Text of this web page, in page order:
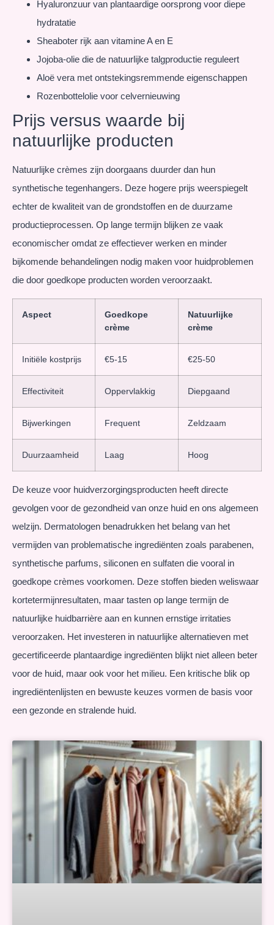
Hyaluronzuur van plantaardige oorsprong voor diepe
hydratatie
Sheaboter rijk aan vitamine A en E
Jojoba-olie die de natuurlijke talgproductie reguleert
Aloë vera met ontstekingsremmende eigenschappen
Rozenbottelolie voor celvernieuwing
Prijs versus waarde bij
natuurlijke producten
Natuurlijke crèmes zijn doorgaans duurder dan hun
synthetische tegenhangers. Deze hogere prijs weerspiegelt
echter de kwaliteit van de grondstoffen en de duurzame
productieprocessen. Op lange termijn blijken ze vaak
economischer omdat ze effectiever werken en minder
bijkomende behandelingen nodig maken voor huidproblemen
die door goedkope producten worden veroorzaakt.
Aspect
Goedkope
crème
Natuurlijke
crème
Initiële kostprijs €5-15 €25-50
Effectiviteit Oppervlakkig Diepgaand
Bijwerkingen Frequent Zeldzaam
Duurzaamheid Laag Hoog
De keuze voor huidverzorgingsproducten heeft directe
gevolgen voor de gezondheid van onze huid en ons algemeen
welzijn. Dermatologen benadrukken het belang van het
vermijden van problematische ingrediënten zoals parabenen,
synthetische parfums, siliconen en sulfaten die vooral in
goedkope crèmes voorkomen. Deze stoffen bieden weliswaar
kortetermijnresultaten, maar tasten op lange termijn de
natuurlijke huidbarrière aan en kunnen ernstige irritaties
veroorzaken. Het investeren in natuurlijke alternatieven met
gecertificeerde plantaardige ingrediënten blijkt niet alleen beter
voor de huid, maar ook voor het milieu. Een kritische blik op
ingrediëntenlijsten en bewuste keuzes vormen de basis voor
een gezonde en stralende huid.